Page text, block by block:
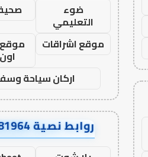
ضوء
التعليمي
موقع اشراقات
اركان سياحة
روابط نصية FD781964